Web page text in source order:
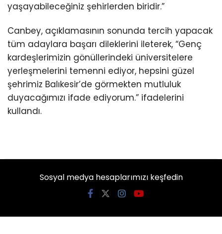
yaşayabileceğiniz şehirlerden biridir.”
Canbey, açıklamasının sonunda tercih yapacak
tüm adaylara başarı dileklerini ileterek, “Genç
kardeşlerimizin gönüllerindeki üniversitelere
yerleşmelerini temenni ediyor, hepsini güzel
şehrimiz Balıkesir’de görmekten mutluluk
duyacağımızı ifade ediyorum.” ifadelerini
kullandı.
Sosyal medya hesaplarımızı keşfedin